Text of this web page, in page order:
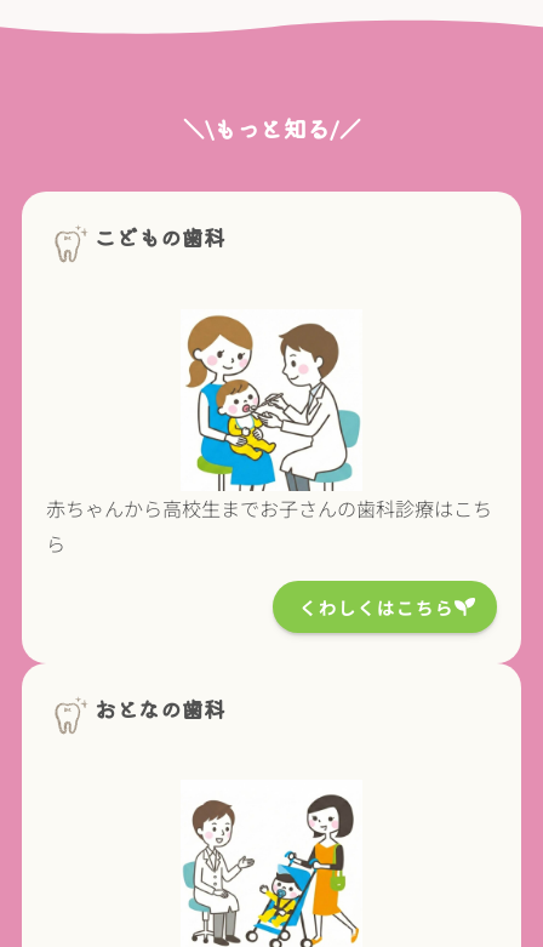
＼\もっと知る/／
こどもの歯科
赤ちゃんから高校生までお子さんの歯科診療はこち
ら
くわしくはこちら
おとなの歯科